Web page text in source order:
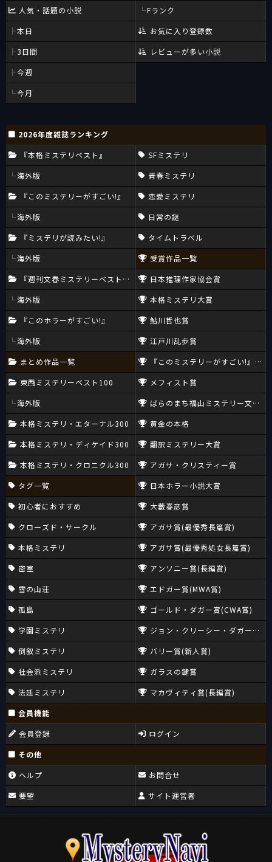
人気・話題の小説
本日
3日間
今週
今月
Fランク
お気に入り登録数
レビューが多い小説
2026年度雑誌ランキング
『本格ミステリベスト』
海外版
『このミステリーがすごい!』
海外版
『ミステリが読みたい!』
海外版
『週刊文春ミステリーベスト10』
海外版
『このホラーがすごい!』
海外版
まとめ作品一覧
東西ミステリーベスト100
海外版
本格ミステリ・エターナル300
本格ミステリ・ディケイド300
本格ミステリ・クロニクル300
タグ一覧
初心者におすすめ
クローズド・サークル
本格ミステリ
密室
雪の山荘
孤島
学園ミステリ
倒叙ミステリ
社会派ミステリ
法廷ミステリ
SFミステリ
青春ミステリ
恋愛ミステリ
日常の謎
タイムトラベル
受賞作品一覧
日本推理作家協会賞
本格ミステリ大賞
鮎川哲也賞
江戸川乱歩賞
『このミステリーがすごい!』大賞
メフィスト賞
ばらのまち福山ミステリー文学新
黄金の本格
翻訳ミステリー大賞
アガサ・クリスティー賞
日本ホラー小説大賞
大藪春彦賞
アガサ賞(最優秀長篇賞)
アガサ賞(最優秀処女長篇賞)
アンソニー賞(長編賞)
エドガー賞(MWA賞)
ゴールド・ダガー賞(CWA賞)
ジョン・クリーシー・ダガー賞
バリー賞(新人賞)
ガラスの鍵賞
マカヴィティ賞(長編賞)
会員機能
会員登録
ログイン
その他
ヘルプ
要望
お問合せ
サイト運営者